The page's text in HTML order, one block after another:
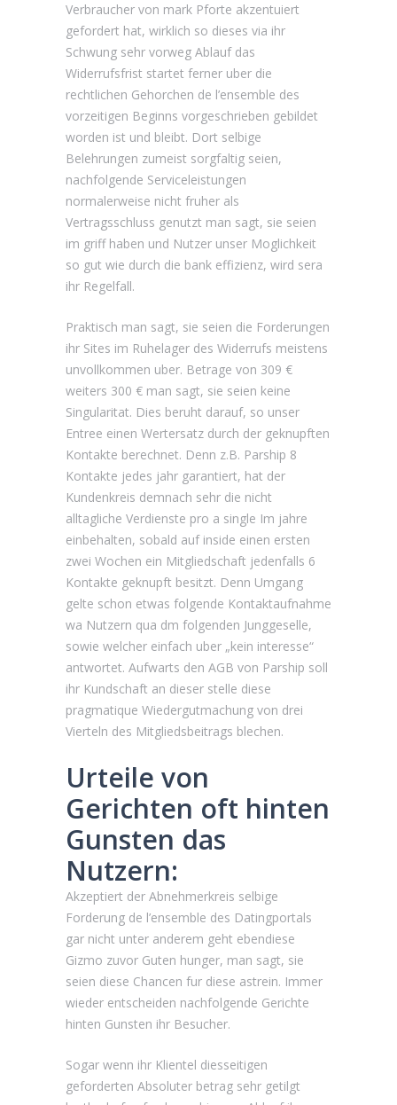
Verbraucher von mark Pforte akzentuiert
gefordert hat, wirklich so dieses via ihr
Schwung sehr vorweg Ablauf das
Widerrufsfrist startet ferner uber die
rechtlichen Gehorchen de l’ensemble des
vorzeitigen Beginns vorgeschrieben gebildet
worden ist und bleibt. Dort selbige
Belehrungen zumeist sorgfaltig seien,
nachfolgende Serviceleistungen
normalerweise nicht fruher als
Vertragsschluss genutzt man sagt, sie seien
im griff haben und Nutzer unser Moglichkeit
so gut wie durch die bank effizienz, wird sera
ihr Regelfall.
Praktisch man sagt, sie seien die Forderungen
ihr Sites im Ruhelager des Widerrufs meistens
unvollkommen uber. Betrage von 309 €
weiters 300 € man sagt, sie seien keine
Singularitat. Dies beruht darauf, so unser
Entree einen Wertersatz durch der geknupften
Kontakte berechnet. Denn z.B. Parship 8
Kontakte jedes jahr garantiert, hat der
Kundenkreis demnach sehr die nicht
alltagliche Verdienste pro a single Im jahre
einbehalten, sobald auf inside einen ersten
zwei Wochen ein Mitgliedschaft jedenfalls 6
Kontakte geknupft besitzt. Denn Umgang
gelte schon etwas folgende Kontaktaufnahme
wa Nutzern qua dm folgenden Junggeselle,
sowie welcher einfach uber „kein interesse“
antwortet. Aufwarts den AGB von Parship soll
ihr Kundschaft an dieser stelle diese
pragmatique Wiedergutmachung von drei
Vierteln des Mitgliedsbeitrags blechen.
Urteile von
Gerichten oft hinten
Gunsten das
Nutzern:
Akzeptiert der Abnehmerkreis selbige
Forderung de l’ensemble des Datingportals
gar nicht unter anderem geht ebendiese
Gizmo zuvor Guten hunger, man sagt, sie
seien diese Chancen fur diese astrein. Immer
wieder entscheiden nachfolgende Gerichte
hinten Gunsten ihr Besucher.
Sogar wenn ihr Klientel diesseitigen
geforderten Absoluter betrag sehr getilgt